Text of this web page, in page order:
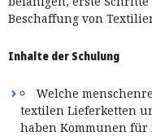
Beschaffung von
Inhalte der Schulung
Welche
textilen Lieferketten
haben Kommunen